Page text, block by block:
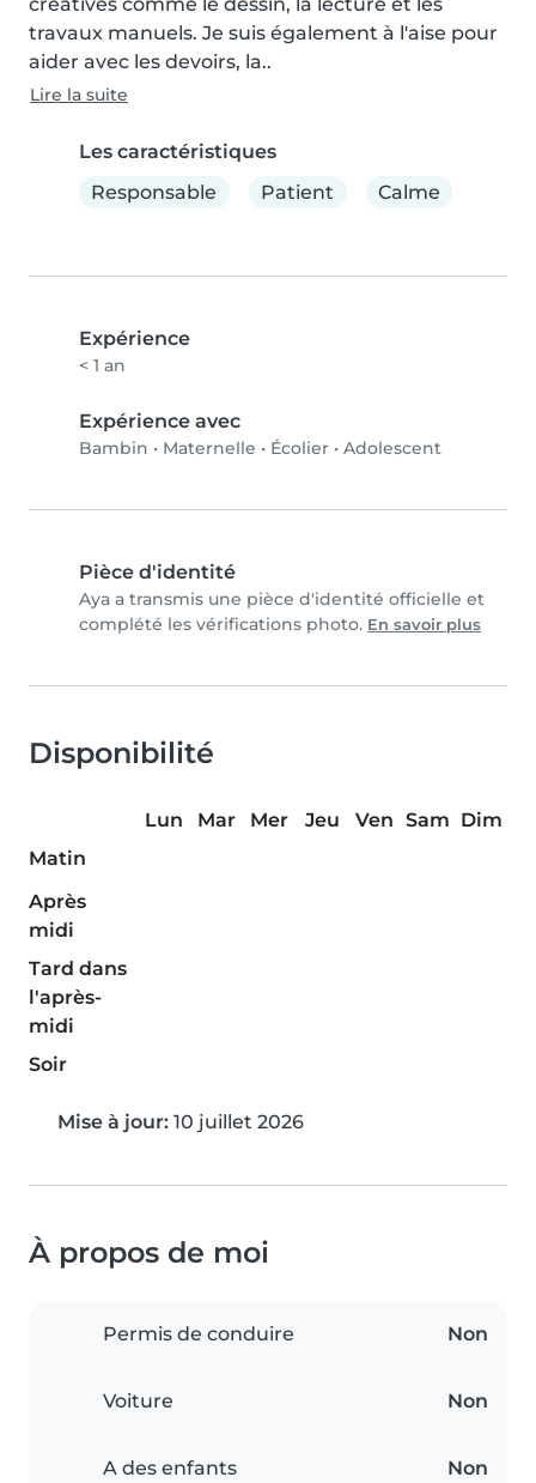
travaux manuels. Je suis également à l'aise pour
aider avec les devoirs, la..
Lire la suite
Les caractéristiques
Responsable
Patient Calme
Expérience
< 1 an
Expérience avec
Bambin • Maternelle • Écolier • Adolescent
Pièce d'identité
Aya a transmis une pièce d'identité officielle et
complété les vérifications photo. En savoir plus
Disponibilité
Lun Mar Mer Jeu Ven Sam Dim
Matin
Après
midi
Tard dans
l'après-
midi
Soir
Mise à jour: 10 juillet 2026
À propos de moi
Permis de conduire Non
Voiture Non
A des enfants Non